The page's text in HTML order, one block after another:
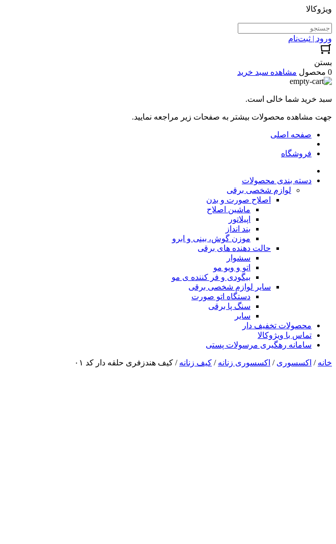
ویژوکالا
ورود | ثبت‌نام
بستن
0 محصول
مشاهده سبد خرید
سبد خرید شما خالی است.
جهت مشاهده محصولات بیشتر به صفحات زیر مراجعه نمایید.
صفحه اصلی
فروشگاه
دسته بندی محصولات
لوازم شخصی برقی
اصلاح صورت و بدن
ماشین اصلاح
اپیلاتور
بند انداز
موزن گوش، بینی و ابرو
حالت دهنده های برقی
سشوار
اتو و ویو مو
بیگودی و فر کننده ی مو
سایر لوازم شخصی برقی
دستگاه اتو صورت
سنگ پا برقی
سایر
محصولات تخفیف دار
تماس با ویژوکالا
سامانه رهگیری مرسولات پستی
خانه / اکسسوری / اکسسوری زنانه / کیف زنانه / کیف هندزفری حلقه دار کد ۰۱